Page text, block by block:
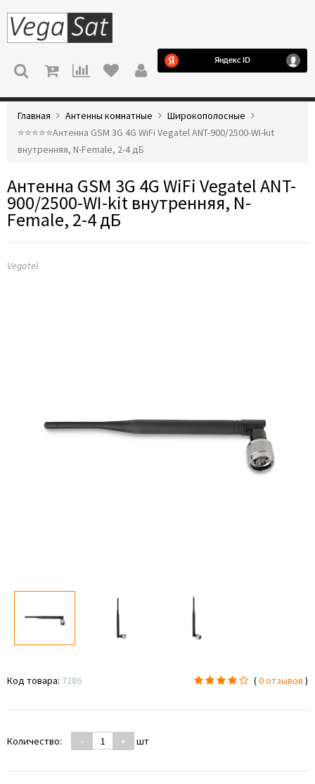
МЕНЮ
Главная Антенны комнатные
Широкополосные
⭐️⭐️⭐️⭐️⭐️Антенна GSM 3G 4G WiFi Vegatel ANT-900/2500-WI-kit
внутренняя, N-Female, 2-4 дБ
Антенна GSM 3G 4G WiFi Vegatel ANT-
900/2500-WI-kit внутренняя, N-
Female, 2-4 дБ
Vegatel
Код товара: 7286 (0 отзывов )
Количество: - + шт